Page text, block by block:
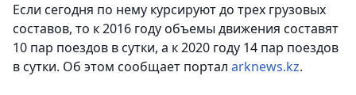
Если сегодня по нему курсируют до трех грузовых
составов, то к 2016 году объемы движения составят
10 пар поездов в сутки, а к 2020 году 14 пар поездов
в сутки. Об этом сообщает портал arknews.kz.